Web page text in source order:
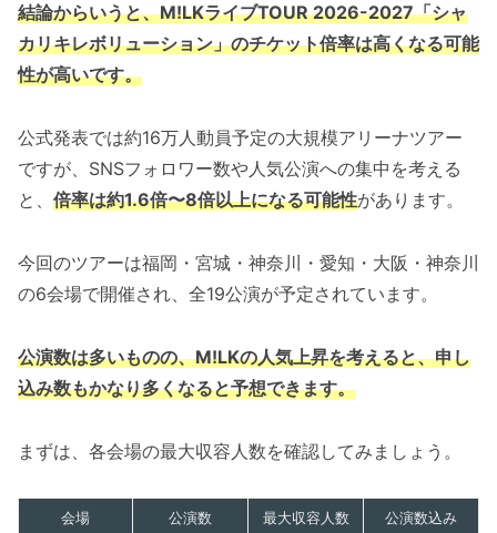
結論からいうと、M!LKライブTOUR 2026-2027「シャ
カリキレボリューション」のチケット倍率は高くなる可能
性が高いです。
公式発表では約16万人動員予定の大規模アリーナツアー
ですが、SNSフォロワー数や人気公演への集中を考える
と、 倍率は約1.6倍〜8倍以上になる可能性があります。
今回のツアーは福岡・宮城・神奈川・愛知・大阪・神奈川
の6会場で開催され、全19公演が予定されています。
公演数は多いものの、M!LKの人気上昇を考えると、申し
込み数もかなり多くなると予想できます。
まずは、各会場の最大収容人数を確認してみましょう。
会場 公演数 最大収容人数 公演数込み